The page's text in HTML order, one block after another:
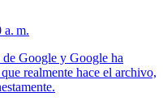
a. m.
Google y Google ha
realmente hace el archivo,